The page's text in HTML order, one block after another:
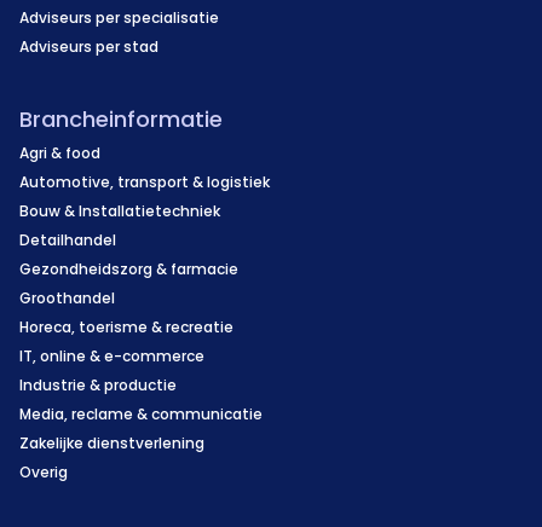
Adviseurs per specialisatie
Adviseurs per stad
Brancheinformatie
Agri & food
Automotive, transport & logistiek
Bouw & Installatietechniek
Detailhandel
Gezondheidszorg & farmacie
Groothandel
Horeca, toerisme & recreatie
IT, online & e-commerce
Industrie & productie
Media, reclame & communicatie
Zakelijke dienstverlening
Overig